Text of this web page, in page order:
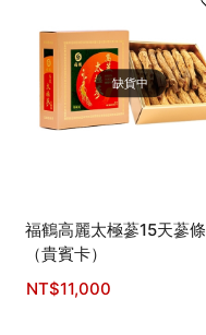
缺貨中
福鶴高麗太極蔘15天蔘條
（貴賓卡）
NT$11,000